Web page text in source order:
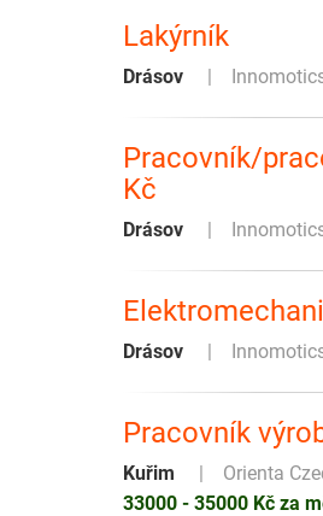
Lakýrník
Drásov
Pracovník/
Kč
Drásov
Drásov
Pracovník
Kuřim
Orienta
33000 - 35000 Kč za